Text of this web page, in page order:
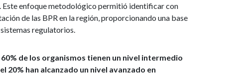
Este enfoque metodológico permitió identificar con
de las BPR en la región, proporcionando una base
regulatorios.
de los organismos tienen un nivel intermedio
20% han alcanzado un nivel avanzado en